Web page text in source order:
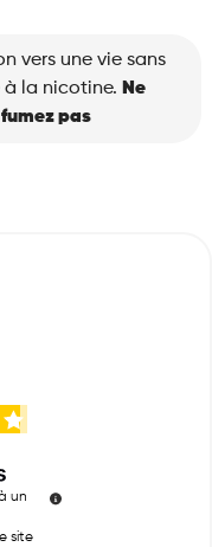
vers une vie sans
la nicotine. Ne
pas
un
site